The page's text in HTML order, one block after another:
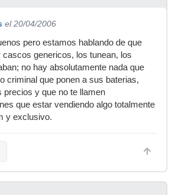
el 20/04/2006
pero estamos hablando de que
cascos genericos, los tunean, los
no hay absolutamente nada que
criminal que ponen a sus baterias,
precios y que no te llamen
que estar vendiendo algo totalmente
y exclusivo.